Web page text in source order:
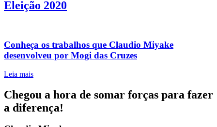
Eleição 2020
Conheça os trabalhos que Claudio Miyake
desenvolveu por Mogi das Cruzes
Leia mais
Chegou a hora de somar forças para fazer
a diferença!